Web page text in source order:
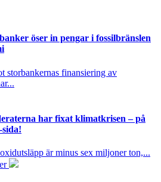
öser in pengar i fossilbränslen
storbankernas finansiering av
har fixat klimatkrisen – på
sida!
är minus sex miljoner ton,...